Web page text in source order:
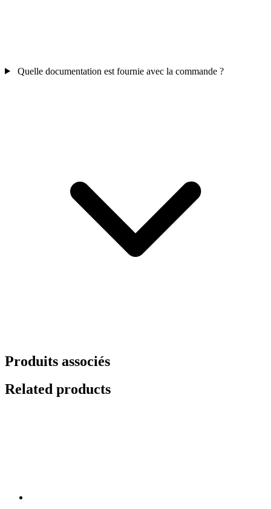
Quelle documentation est fournie avec la commande ?
Produits associés
Related products